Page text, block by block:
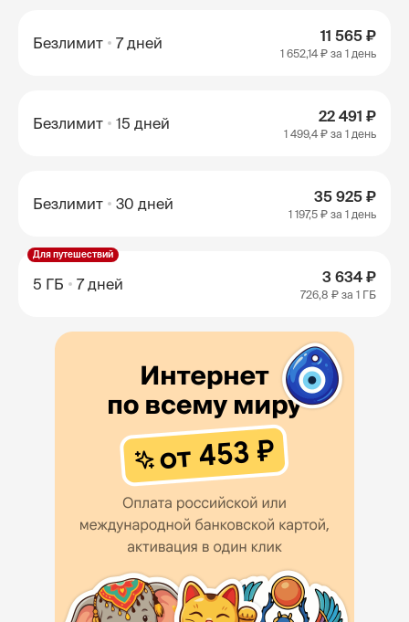
Безлимит 7 дней 11 565 ₽
1 652,14 ₽ за 1 день
Безлимит 15 дней 22 491 ₽
1 499,4 ₽ за 1 день
Безлимит 30 дней 35 925 ₽
1 197,5 ₽ за 1 день
Для путешествий
5 ГБ 7 дней 3 634 ₽
726,8 ₽ за 1 ГБ